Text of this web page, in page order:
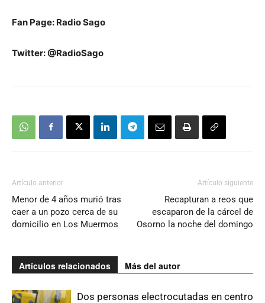
Fan Page: Radio Sago
Twitter: @RadioSago
Artículo anterior
Menor de 4 años murió tras
caer a un pozo cerca de su
domicilio en Los Muermos
Artículo siguiente
Recapturan a reos que
escaparon de la cárcel de
Osorno la noche del domingo
Artículos relacionados Más del autor
Dos personas electrocutadas en centro